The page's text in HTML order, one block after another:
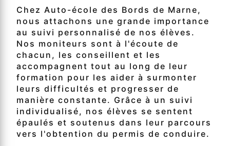
Chez Auto-école des Bords de Marne,
nous attachons une grande importance
au suivi personnalisé de nos élèves.
Nos moniteurs sont à l'écoute de
chacun, les conseillent et les
accompagnent tout au long de leur
formation pour les aider à surmonter
leurs difficultés et progresser de
manière constante. Grâce à un suivi
individualisé, nos élèves se sentent
épaulés et soutenus dans leur parcours
vers l'obtention du permis de conduire.